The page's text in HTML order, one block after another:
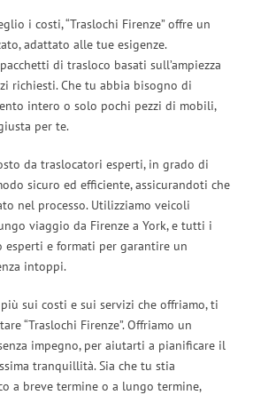
i costi, “Traslochi Firenze” offre un
adattato alle tue esigenze.
di trasloco basati sull’ampiezza
richiesti. Che tu abbia bisogno di
intero o solo pochi pezzi di mobili,
per te.
da traslocatori esperti, in grado di
sicuro ed efficiente, assicurandoti che
nel processo. Utilizziamo veicoli
viaggio da Firenze a York, e tutti i
e formati per garantire un
intoppi.
sui costi e sui servizi che offriamo, ti
“Traslochi Firenze”. Offriamo un
impegno, per aiutarti a pianificare il
tranquillità. Sia che tu stia
a breve termine o a lungo termine,